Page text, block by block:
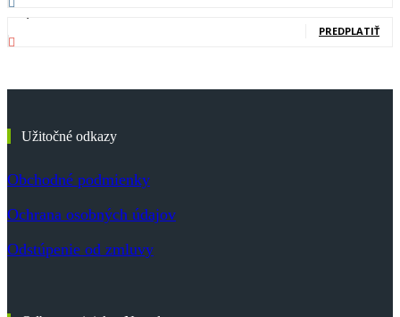
PREDPLATIŤ
Užitočné odkazy
Obchodné podmienky
Ochrana osobných údajov
Odstúpenie od zmluvy